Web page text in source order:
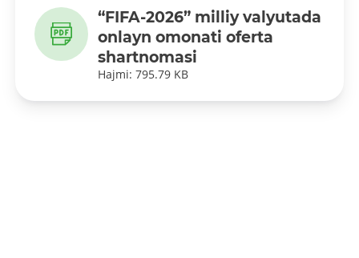
“FIFA-2026” milliy valyutada
onlayn omonati oferta
shartnomasi
Hajmi: 795.79 KB